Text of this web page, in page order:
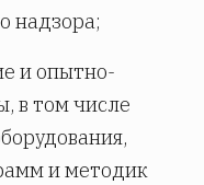
надзора;
и опытно-
в том числе
и методик